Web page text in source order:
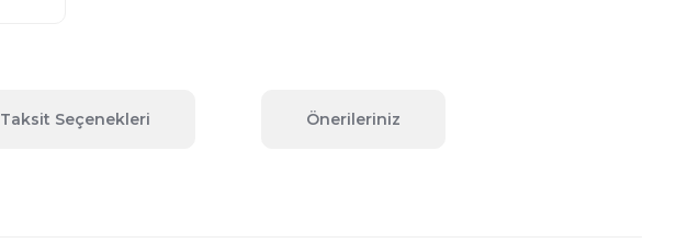
Taksit Seçenekleri Önerileriniz